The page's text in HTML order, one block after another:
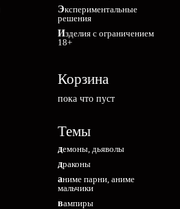
Экспериментальные
решения
Изделия с ограничением
18+
Корзина
пока что пуст
Темы
демоны, дьяволы
драконы
аниме парни, аниме
мальчики
вампиры